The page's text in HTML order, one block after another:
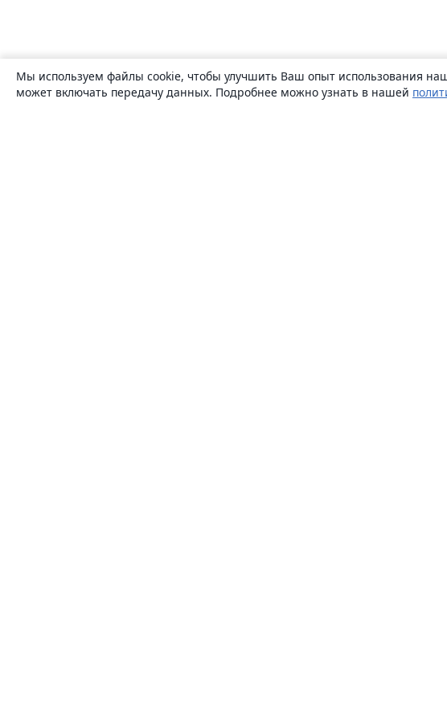
Мы используем файлы cookie, чтобы улучшить Ваш опыт использования
может включать передачу данных. Подробнее можно узнать в нашей